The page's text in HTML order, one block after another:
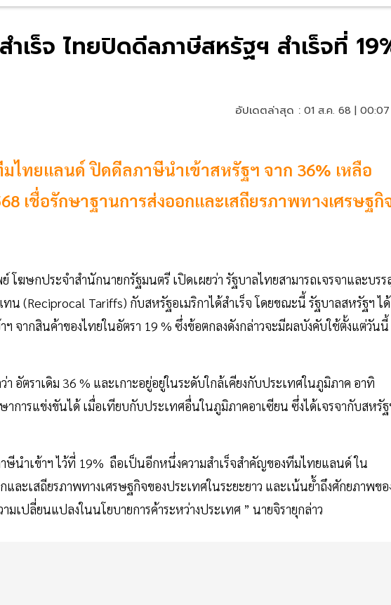
เร็จ ไทยปิดดีลภาษีสหรัฐฯ สำเร็จที่
อัปเดตล่าสุด : 01 ส.ค. 68 |
ไทยแลนด์ ปิดดีลภาษีนำเข้าสหรัฐฯ จาก 36% เหลือ
เชื่อรักษาฐานการส่งออกและเสถียรภาพทางเศรษฐกิ
โฆษกประจำสำนักนายกรัฐมนตรี เปิดเผยว่า รัฐบาลไทยสามารถเจรจาและบรร
น (Reciprocal Tariffs) กับสหรัฐอเมริกาได้สำเร็จ โดยขณะนี้ รัฐบาลสหรัฐฯ ได้
ฯ จากสินค้าของไทยในอัตรา 19 % ซึ่งข้อตกลงดังกล่าวจะมีผลบังคับใช้ตั้งแต่วันนี้
า อัตราเดิม 36 % และเกาะอยู่อยู่ในระดับใกล้เคียงกับประเทศในภูมิภาค อาทิ
ารแข่งขันได้ เมื่อเทียบกับประเทศอื่นในภูมิภาคอาเซียน ซึ่งได้เจรจากับสหรัฐ
ษีนำเข้าฯ ไว้ที่ 19% ถือเป็นอีกหนึ่งความสำเร็จสำคัญของทีมไทยแลนด์ ใน
ละเสถียรภาพทางเศรษฐกิจของประเทศในระยะยาว และเน้นย้ำถึงศักยภาพขอ
มเปลี่ยนแปลงในนโยบายการค้าระหว่างประเทศ ” นายจิรายุกล่าว